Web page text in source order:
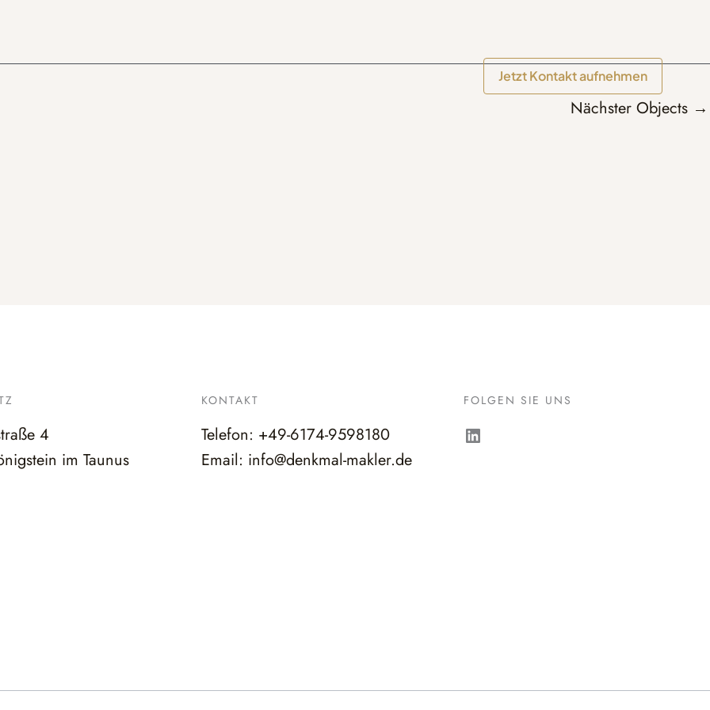
Jetzt Kontakt aufnehmen
Nächster Objects →
4
im Taunus
KONTAKT
Telefon: +49-6174-9598180
Email: info@denkmal-makler.de
FOLGEN SIE UNS
LinkedIn